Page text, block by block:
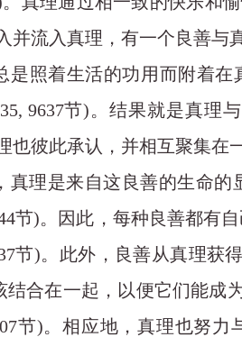
并流入真理，有一个良善与
是照着生活的功用而附着在
9637节)。结果就是真理
也彼此承认，并相互聚集
真理是来自这良善的生命
节)。因此，每种良善都
节)。此外，良善从真理获
合在一起，以便它们能成
节)。相应地，真理也努